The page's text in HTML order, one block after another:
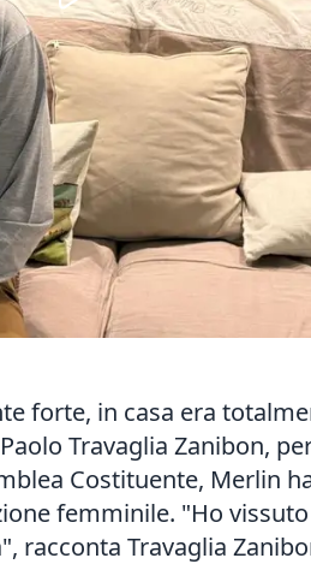
forte, in casa era
Travaglia Zanibon,
Costituente, Merlin
femminile. "Ho
racconta Travaglia